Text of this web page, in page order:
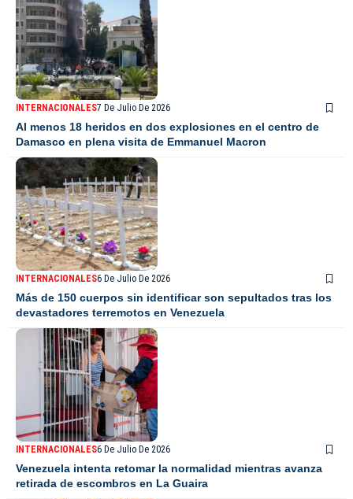
INTERNACIONALES7 De Julio De 2026
Al menos 18 heridos en dos explosiones en el centro de
Damasco en plena visita de Emmanuel Macron
INTERNACIONALES6 De Julio De 2026
Más de 150 cuerpos sin identificar son sepultados tras los
devastadores terremotos en Venezuela
INTERNACIONALES6 De Julio De 2026
Venezuela intenta retomar la normalidad mientras avanza
retirada de escombros en La Guaira